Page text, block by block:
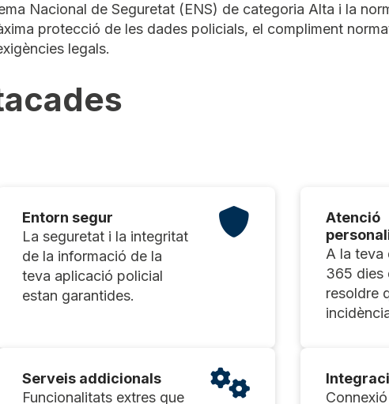
Nacional de Seguretat (ENS) de categoria Alta i la
protecció de les dades policials, el compliment
legals.
Entorn segur
La seguretat i la integritat
de la informació de la
teva aplicació policial
estan garantides.
Atenció
A la teva
365 dies
resoldre
Serveis addicionals
Funcionalitats extres que